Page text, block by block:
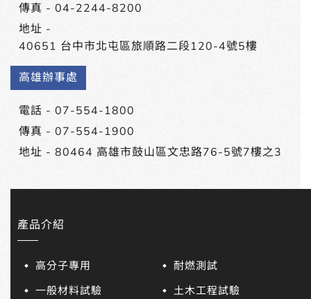
傳真 - 04-2244-8200
地址 -
40651 台中市北屯區旅順路二段120-4號5樓
高雄辦事處
電話 - 07-554-1800
傳真 - 07-554-1900
地址 - 80464 高雄市鼓山區文忠路76-5號7樓之3
產品介紹
高分子專用
耐燃測試
一般材料試驗
土木工程試驗